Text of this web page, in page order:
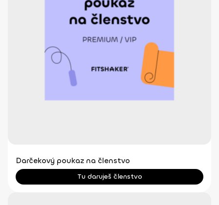
Darčekový poukaz na členstvo
Tu daruješ členstvo